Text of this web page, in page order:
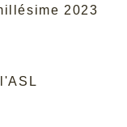
2023